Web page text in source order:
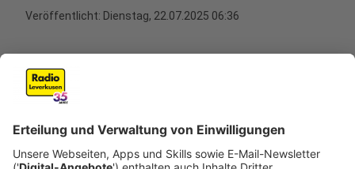
Veröffentlicht: Dienstag, 22.07.2025 06:36
Zeugenaufruf nach dem Brand